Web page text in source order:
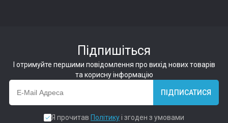
Підпишіться
І отримуйте першими повідомлення про вихід нових товарів
та корисну інформацію
ПІДПИСАТИСЯ
Я прочитав Політикуі згоден з умовами